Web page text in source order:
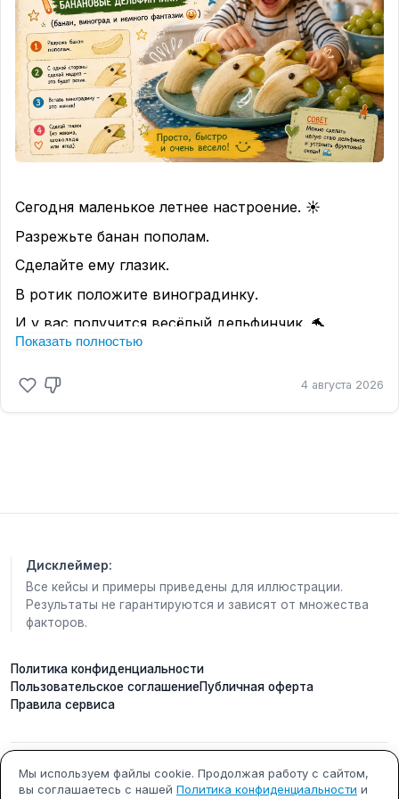
👇 Напишите героя в комментариях.
Очень интересно посмотреть, кого выберете
именно вы. ❤️
Сегодня маленькое летнее настроение. ☀️
Разрежьте банан пополам.
Сделайте ему глазик.
В ротик положите виноградинку.
И у вас получится весёлый дельфинчик. 🐬
Дети обычно не просто едят такой десерт.
Они начинают придумывать истории.
посмотреть на ваших дельфинчиков.
Показать полностью
4 августа 2026
Дисклеймер:
Все кейсы и примеры приведены для иллюстрации.
Результаты не гарантируются и зависят от множества
факторов.
Политика конфиденциальности
Пользовательское соглашениеПубличная оферта
Правила сервиса
ИП Кобилинский Артем
Сергеевич
ИНН 615490002327
Мы используем файлы cookie. Продолжая работу с сайтом,
вы соглашаетесь с нашей Политика конфиденциальности и